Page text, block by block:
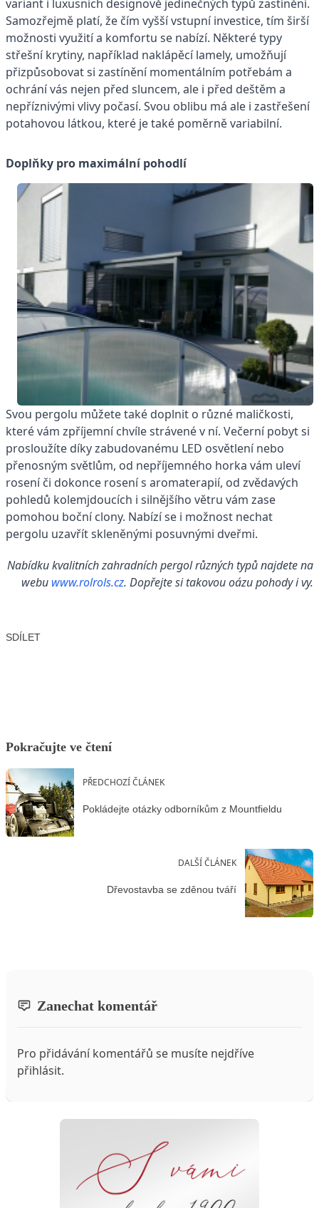
variant i luxusních designově jedinečných typů zastínění.
Samozřejmě platí, že čím vyšší vstupní investice, tím širší
možnosti využití a komfortu se nabízí. Některé typy
střešní krytiny, například naklápěcí lamely, umožňují
přizpůsobovat si zastínění momentálním potřebám a
ochrání vás nejen před sluncem, ale i před deštěm a
nepříznivými vlivy počasí. Svou oblibu má ale i zastřešení
potahovou látkou, které je také poměrně variabilní.
Doplňky pro maximální pohodlí
Svou pergolu můžete také doplnit o různé maličkosti,
které vám zpříjemní chvíle strávené v ní. Večerní pobyt si
prosloužíte díky zabudovanému LED osvětlení nebo
přenosným světlům, od nepříjemného horka vám uleví
rosení či dokonce rosení s aromaterapií, od zvědavých
pohledů kolemjdoucích i silnějšího větru vám zase
pomohou boční clony. Nabízí se i možnost nechat
pergolu uzavřít skleněnými posuvnými dveřmi.
Nabídku kvalitních zahradních pergol různých typů najdete na
webu www.rolrols.cz. Dopřejte si takovou oázu pohody i vy.
SDÍLET
Pokračujte ve čtení
PŘEDCHOZÍ ČLÁNEK
Pokládejte otázky odborníkům z Mountfieldu
DALŠÍ ČLÁNEK
Dřevostavba se zděnou tváří
Zanechat komentář
Pro přidávání komentářů se musíte nejdříve
přihlásit.